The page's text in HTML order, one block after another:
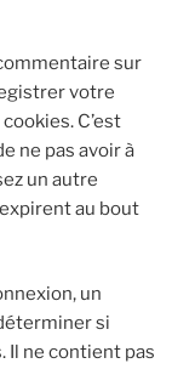
sur
votre
C’est
ne pas avoir à
un autre
au bout
un
si
Il ne contient pas